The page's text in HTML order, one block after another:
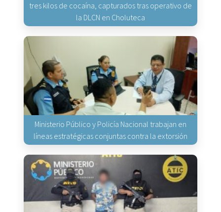
tres kilos de cocaína, capturados tras operativo de
la DLCN en Choluteca
Ministerio Público y Policía Nacional trabajan en
líneas estratégicas conjuntas contra la extorsión